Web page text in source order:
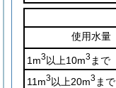
使用水量
1m3以上10m3 まで
11m3以上20m3 まで